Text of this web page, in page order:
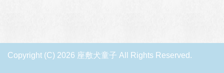
Copyright (C) 2026 座敷犬童子 All Rights Reserved.